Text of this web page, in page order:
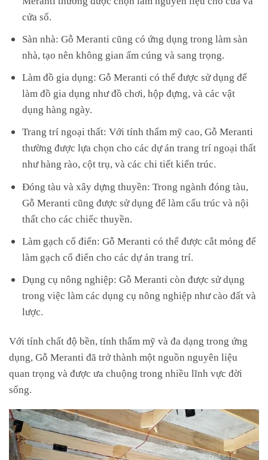
cửa sổ.
Sàn nhà: Gỗ Meranti cũng có ứng dụng trong làm sàn
nhà, tạo nên không gian ấm cúng và sang trọng.
Làm đồ gia dụng: Gỗ Meranti có thể được sử dụng để
làm đồ gia dụng như đồ chơi, hộp đựng, và các vật
dụng hàng ngày.
Trang trí ngoại thất: Với tính thẩm mỹ cao, Gỗ Meranti
thường được lựa chọn cho các dự án trang trí ngoại thất
như hàng rào, cột trụ, và các chi tiết kiến trúc.
Đóng tàu và xây dựng thuyền: Trong ngành đóng tàu,
Gỗ Meranti cũng được sử dụng để làm cấu trúc và nội
thất cho các chiếc thuyền.
Làm gạch cổ điển: Gỗ Meranti có thể được cắt mỏng để
làm gạch cổ điển cho các dự án trang trí.
Dụng cụ nông nghiệp: Gỗ Meranti còn được sử dụng
trong việc làm các dụng cụ nông nghiệp như cào đất và
lược.
Với tính chất độ bền, tính thẩm mỹ và đa dạng trong ứng
dụng, Gỗ Meranti đã trở thành một nguồn nguyên liệu
quan trọng và được ưa chuộng trong nhiều lĩnh vực đời
sống.